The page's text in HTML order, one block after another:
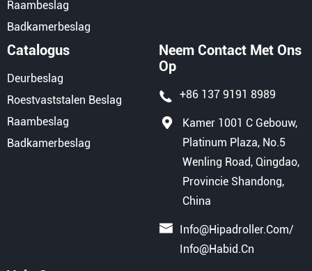
Raambeslag
Badkamerbeslag
Catalogus
Deurbeslag
Roestvaststalen Beslag
Raambeslag
Badkamerbeslag
Neem Contact Met Ons
Op
+86 137 9191 8989
Kamer 1001 C Gebouw,
Platinum Plaza, No.5
Wenling Road, Qingdao,
Provincie Shandong,
China
Info@hipadroller.com/
Info@habid.cn